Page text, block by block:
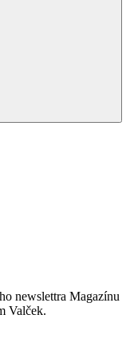
newslettra Magazínu
Valček.